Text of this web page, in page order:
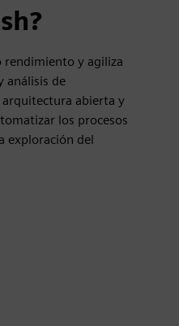
rendimiento y agiliza
análisis de
arquitectura abierta y
los procesos
exploración del